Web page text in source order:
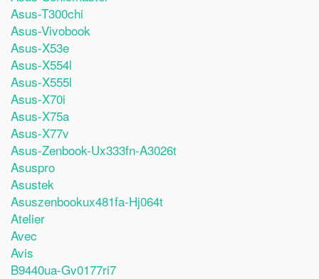
Asus-T300chi
Asus-Vivobook
Asus-X53e
Asus-X554l
Asus-X555l
Asus-X70i
Asus-X75a
Asus-X77v
Asus-Zenbook-Ux333fn-A3026t
Asuspro
Asustek
Asuszenbookux481fa-Hj064t
Atelier
Avec
Avis
B9440ua-Gv0177ri7